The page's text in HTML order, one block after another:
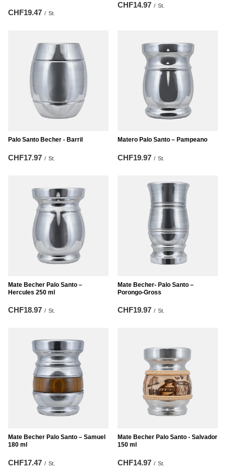
CHF19.47 / St.
CHF14.97 / St.
Palo Santo Becher - Barril
CHF17.97 / St.
Matero Palo Santo – Pampeano
CHF19.97 / St.
Mate Becher Palo Santo –
Hercules 250 ml
CHF18.97 / St.
Mate Becher- Palo Santo –
Porongo-Gross
CHF19.97 / St.
Mate Becher Palo Santo – Samuel
180 ml
CHF17.47 / St.
Mate Becher Palo Santo - Salvador
150 ml
CHF14.97 / St.